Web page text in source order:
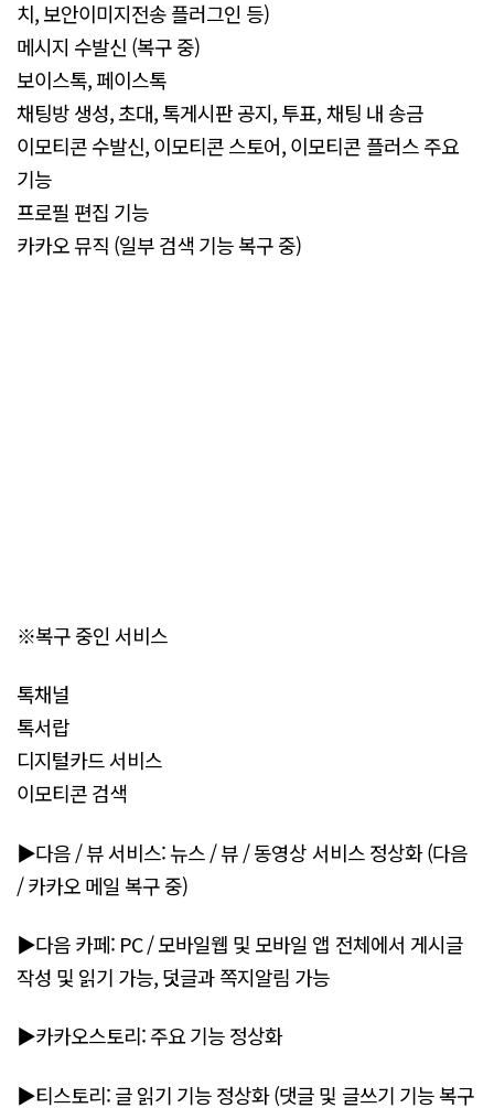
치, 보안이미지전송 플러그인 등)
메시지 수발신 (복구 중)
보이스톡, 페이스톡
채팅방 생성, 초대, 톡게시판 공지, 투표, 채팅 내 송금
이모티콘 수발신, 이모티콘 스토어, 이모티콘 플러스 주요
기능
프로필 편집 기능
카카오 뮤직 (일부 검색 기능 복구 중)
※복구 중인 서비스
톡채널
톡서랍
디지털카드 서비스
이모티콘 검색
▶다음 / 뷰 서비스: 뉴스 / 뷰 / 동영상 서비스 정상화 (다음
/ 카카오 메일 복구 중)
▶다음 카페: PC / 모바일웹 및 모바일 앱 전체에서 게시글
작성 및 읽기 가능, 덧글과 쪽지알림 가능
▶카카오스토리: 주요 기능 정상화
▶티스토리: 글 읽기 기능 정상화 (댓글 및 글쓰기 기능 복구